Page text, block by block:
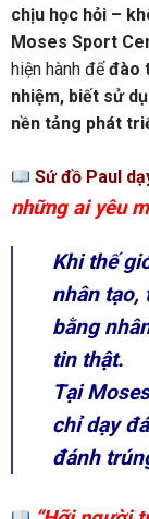
chịu học hỏi –
Moses Sport
hiện hành đểđào
nhiệm, biết sử
nền tảng phát
Sứ đồ Paul
những ai yêu
Khi thế
nhân tạo,
bằng
tin thật.
Tại
chỉ dạy
đánh